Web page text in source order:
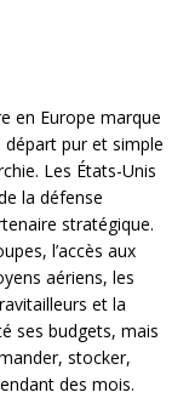
en Europe marque
départ pur et simple
Les États-Unis
la défense
stratégique.
l’accès aux
aériens, les
et la
ses budgets, mais
stocker,
des mois.